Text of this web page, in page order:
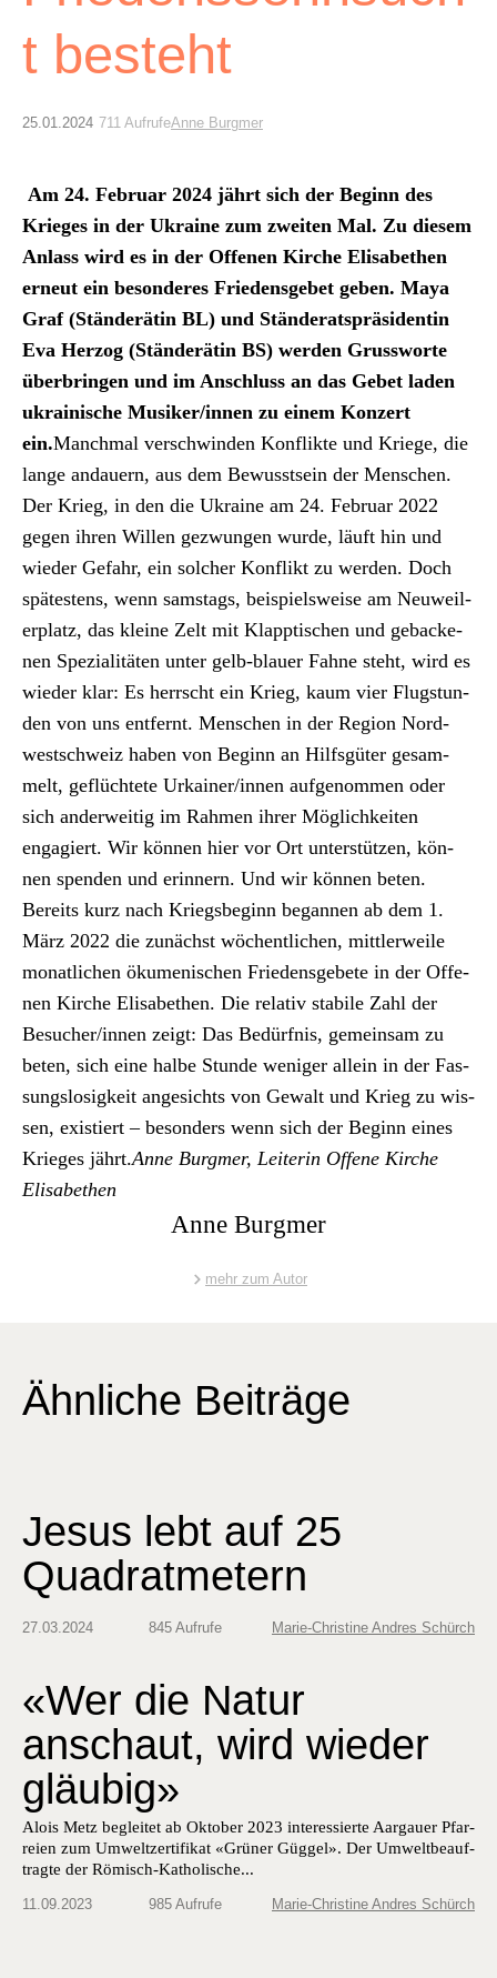
Über uns
aktuelle Ausgabe
Suchen
t besteht
25.01.2024 711 AufrufeAnne Burgmer
Am 24. Feb­ru­ar 2024 jährt sich der Beginn des
Krieges in der Ukraine zum zweit­en Mal. Zu diesem
Anlass wird es in der Offe­nen Kirche Elis­a­bethen
erneut ein beson­deres Friedens­ge­bet geben. Maya
Graf (Stän­derätin BL) und Stän­der­at­spräsi­dentin
Eva Her­zog (Stän­derätin BS) wer­den Gruss­worte
über­brin­gen und im Anschluss an das Gebet laden
ukrainis­che Musiker/innen zu einem Konz­ert
ein.Manch­mal ver­schwinden Kon­flik­te und Kriege, die
lange andauern, aus dem Bewusst­sein der Men­schen.
Der Krieg, in den die Ukraine am 24. Feb­ru­ar 2022
gegen ihren Willen gezwun­gen wurde, läuft hin und
wieder Gefahr, ein solch­er Kon­flikt zu wer­den. Doch
spätestens, wenn sam­stags, beispiel­sweise am Neuweil­
er­platz, das kleine Zelt mit Klapp­tis­chen und geback­e­
nen Spezial­itäten unter gelb-blauer Fahne ste­ht, wird es
wieder klar: Es herrscht ein Krieg, kaum vier Flugstun­
den von uns ent­fer­nt. Men­schen in der Region Nord­
westschweiz haben von Beginn an Hil­f­s­güter gesam­
melt, geflüchtete Urkainer/innen aufgenom­men oder
sich ander­weit­ig im Rah­men ihrer Möglichkeit­en
engagiert. Wir kön­nen hier vor Ort unter­stützen, kön­
nen spenden und erin­nern. Und wir kön­nen beten.
Bere­its kurz nach Kriegs­be­ginn began­nen ab dem 1.
März 2022 die zunächst wöchentlichen, mit­tler­weile
monatlichen öku­menis­chen Friedens­ge­bete in der Offe­
nen Kirche Elis­a­bethen. Die rel­a­tiv sta­bile Zahl der
Besucher/innen zeigt: Das Bedürf­nis, gemein­sam zu
beten, sich eine halbe Stunde weniger allein in der Fas­
sungslosigkeit angesichts von Gewalt und Krieg zu wis­
sen, existiert – beson­ders wenn sich der Beginn eines
Krieges jährt.Anne Burgmer, Lei­t­erin Offene Kirche
Elis­a­bethen
Anne Burgmer
mehr zum Autor
Ähnliche Beiträge
Jesus lebt auf 25
Quadratmetern
27.03.2024 845 Aufrufe Marie-Christine Andres Schürch
«Wer die Natur
anschaut, wird wieder
gläubig»
Alois Metz begleit­et ab Okto­ber 2023 inter­essierte Aar­gauer Pfar­
reien zum Umweltzer­ti­fikat «Grün­er Güggel». Der Umwelt­beauf­
tragte der Römisch-Katholis­che...
11.09.2023 985 Aufrufe Marie-Christine Andres Schürch